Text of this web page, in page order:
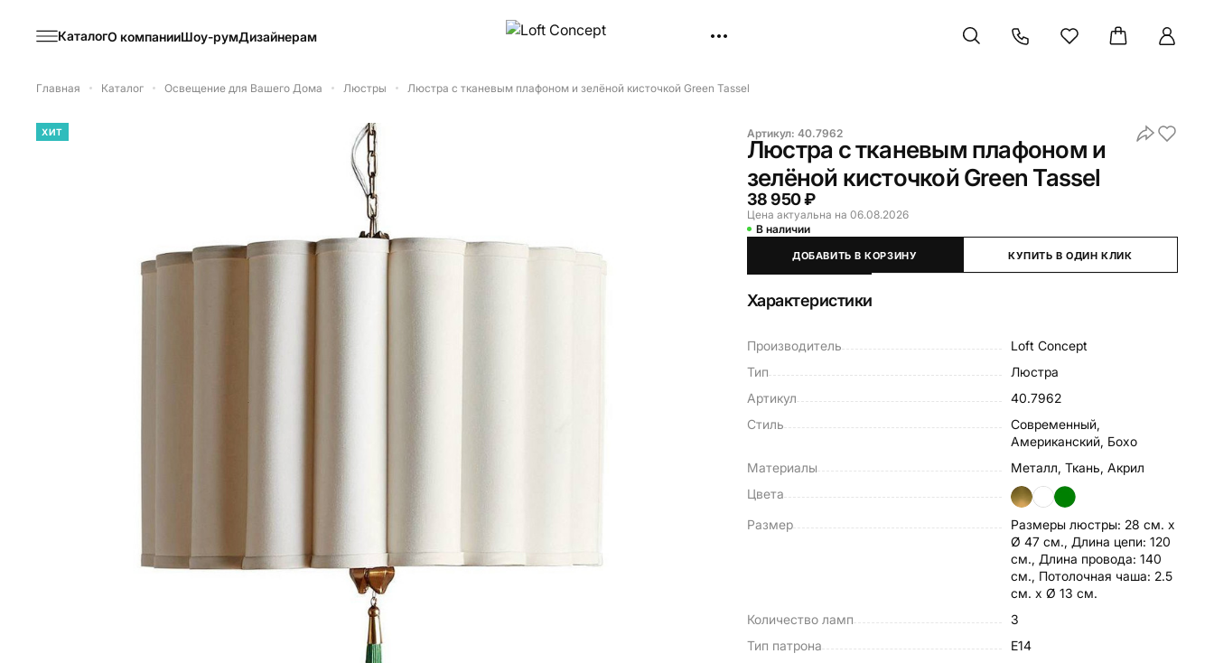
КаталогО компанииШоу-румДизайнерам
Главная Каталог Освещение для Вашего Дома Люстры Люстра с тканевым плафоном и зелёной кисточкой Green Tassel
ХИТ Артикул: 40.7962
Люстра с тканевым плафоном и
зелёной кисточкой Green Tassel
38 950 ₽
Цена актуальна на 06.08.2026
В наличии
ДОБАВИТЬ В КОРЗИНУ КУПИТЬ В ОДИН КЛИК
Характеристики
Производитель
Loft Concept
Тип
Люстра
Артикул
40.7962
Стиль
Современный,
Американский, Бохо
Материалы
Металл, Ткань, Акрил
Цвета
Размер
Размеры люстры: 28 см. х
Ø 47 см., Длина цепи: 120
см., Длина провода: 140
см., Потолочная чаша: 2.5
см. х Ø 13 см.
Количество ламп
3
Тип патрона
E14